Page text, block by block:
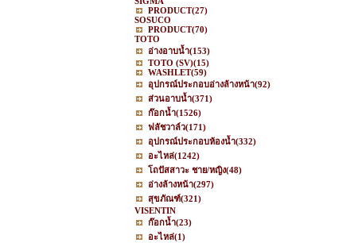
PRODUCT(27)
SOSUCO
PRODUCT(70)
TOTO
อ่างอาบน้ำ(153)
TOTO (SV)(15)
WASHLET(59)
อุปกรณ์ประกอบอ่างล้างหน้า(92)
ส่วนอาบน้ำ(371)
ก๊อกน้ำ(1526)
ฟลัชวาล์ว(171)
อุปกรณ์ประกอบห้องน้ำ(332)
อะไหล่(1242)
โถปัสสาวะ ชาย/หญิง(48)
อ่างล้างหน้า(297)
สุขภัณฑ์(321)
VISENTIN
ก๊อกน้ำ(23)
อะไหล่(1)